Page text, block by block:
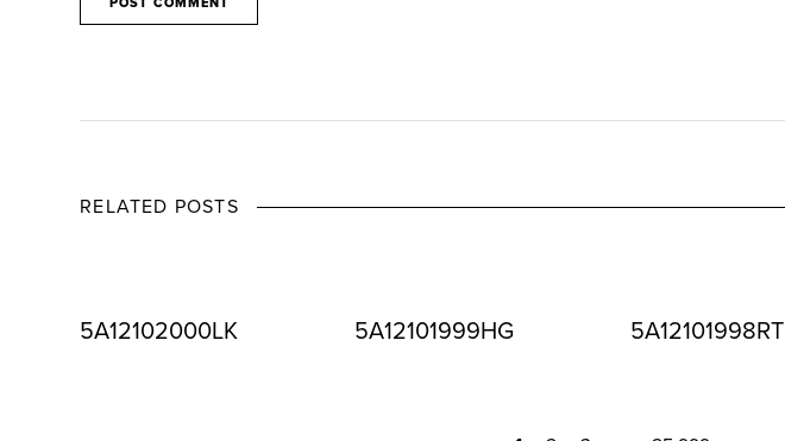
RELATED POSTS
5A12102000LK 5A12101999HG 5A12101998RT